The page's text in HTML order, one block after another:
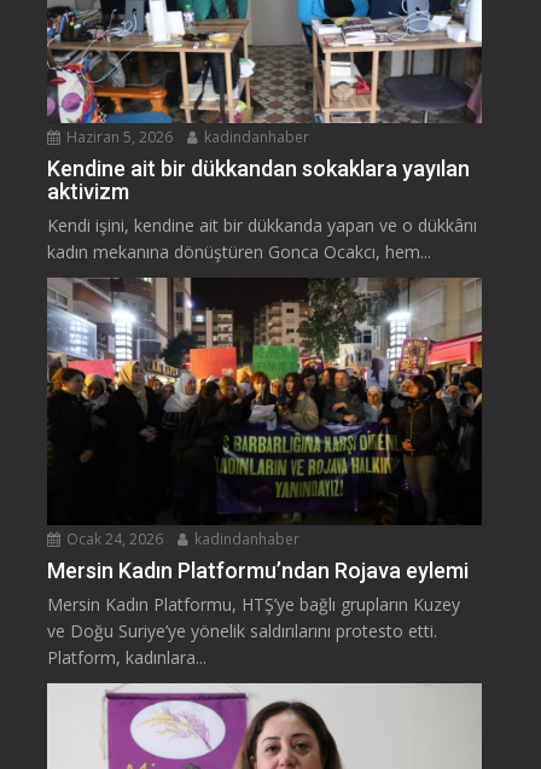
Haziran 5, 2026 kadindanhaber
Kendine ait bir dükkandan sokaklara yayılan
aktivizm
Kendi işini, kendine ait bir dükkanda yapan ve o dükkânı
kadın mekanına dönüştüren Gonca Ocakcı, hem...
Ocak 24, 2026 kadindanhaber
Mersin Kadın Platformu’ndan Rojava eylemi
Mersin Kadın Platformu, HTŞ’ye bağlı grupların Kuzey
ve Doğu Suriye’ye yönelik saldırılarını protesto etti.
Platform, kadınlara...